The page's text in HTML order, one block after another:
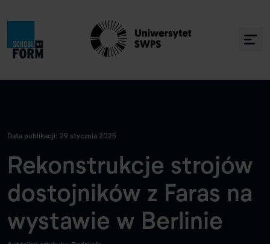
Data publikacji: 29 stycznia 2025
Rekonstrukcje strojów
dostojników z Faras na
wystawie w Berlinie